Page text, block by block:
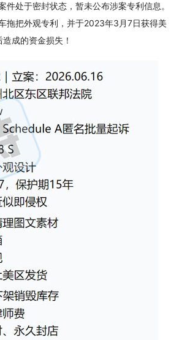
件处于密封状态，暂未公布涉案专利信息。
拖把外观专利，并于2023年3月7日获得美
成的资金损失！